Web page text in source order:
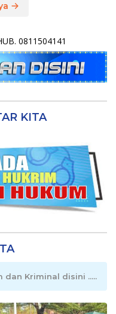
HUB. 0811504141
KITA
dan Kriminal disini .....